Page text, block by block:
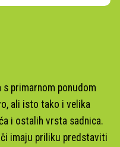
s primarnom ponudom
ali isto tako i velika
i ostalih vrsta sadnica.
imaju priliku predstaviti